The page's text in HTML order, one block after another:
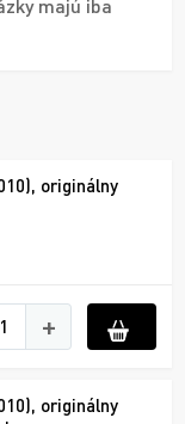
majú iba
originálny
+
originálny